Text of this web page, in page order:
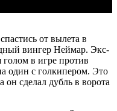
от вылета в
вингер Неймар. Экс-
в игре против
один с голкипером. Это
он сделал дубль в ворота